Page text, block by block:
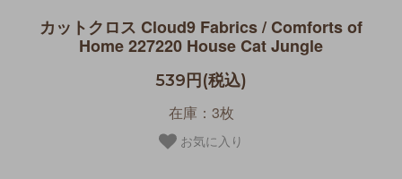
カットクロス Cloud9 Fabrics / Comforts of
Home 227220 House Cat Jungle
539円(税込)
在庫：3枚
お気に入り